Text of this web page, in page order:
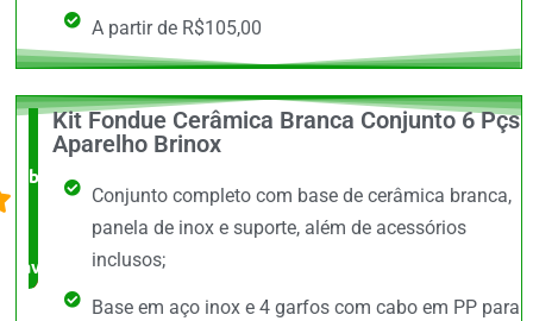
A partir de R$105,00
O +
barato,
avaliado!
Kit Fondue Cerâmica Branca Conjunto 6 Pçs
Aparelho Brinox
Conjunto completo com base de cerâmica branca,
panela de inox e suporte, além de acessórios
inclusos;
Base em aço inox e 4 garfos com cabo em PP para